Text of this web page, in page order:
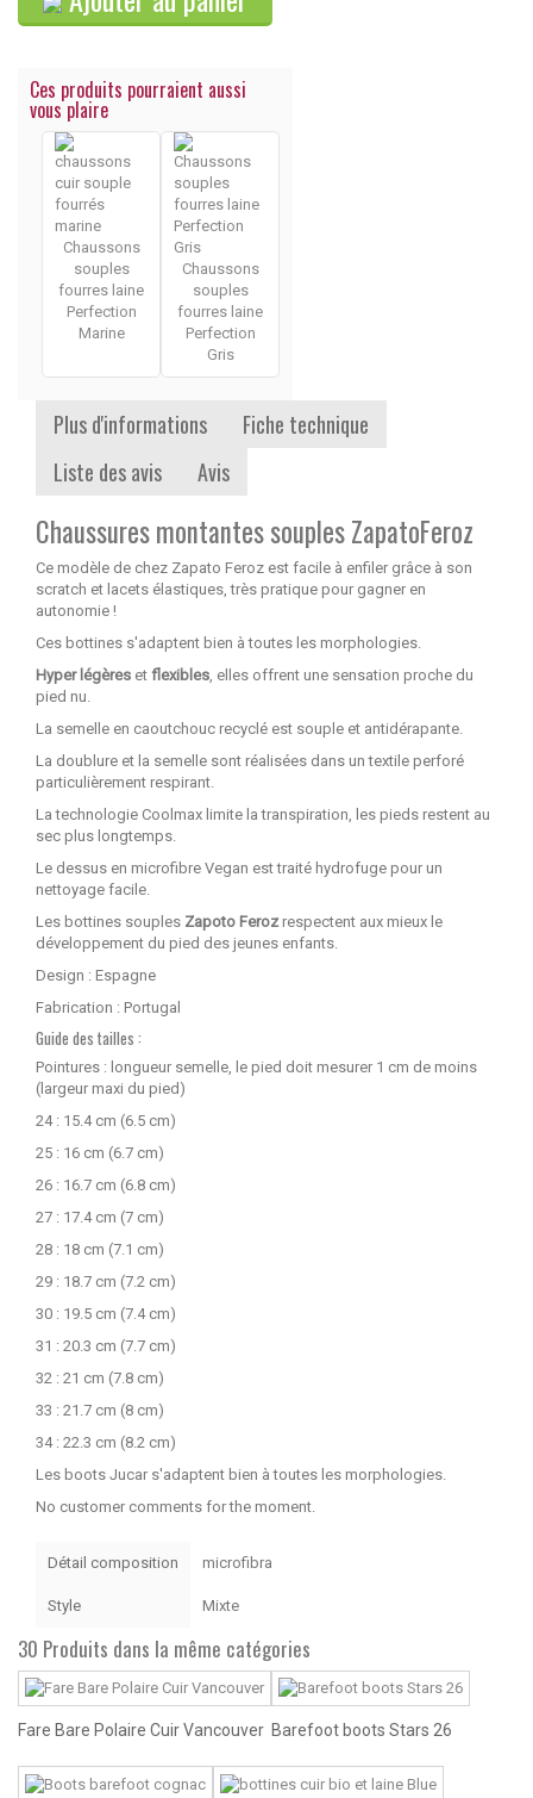
Ces produits pourraient aussi
vous plaire
Chaussons
souples
fourres laine
Perfection
Marine
Chaussons
souples
fourres laine
Perfection
Gris
Plus d'informations
Fiche technique
Liste des avis
Avis
Chaussures montantes souples ZapatoFeroz
Ce modèle de chez Zapato Feroz est facile à enfiler grâce à son
scratch et lacets élastiques, très pratique pour gagner en
autonomie !
Ces bottines s'adaptent bien à toutes les morphologies.
Hyper légères et flexibles , elles offrent une sensation proche du
pied nu.
La semelle en caoutchouc recyclé est souple et antidérapante.
La doublure et la semelle sont réalisées dans un textile perforé
particulièrement respirant.
La technologie Coolmax limite la transpiration, les pieds restent au
sec plus longtemps.
Le dessus en microfibre Vegan est traité hydrofuge pour un
nettoyage facile.
Les bottines souples Zapoto Feroz respectent aux mieux le
développement du pied des jeunes enfants.
Design : Espagne
Fabrication : Portugal
Guide des tailles :
Pointures : longueur semelle, le pied doit mesurer 1 cm de moins
(largeur maxi du pied)
24 : 15.4 cm (6.5 cm)
25 : 16 cm (6.7 cm)
26 : 16.7 cm (6.8 cm)
27 : 17.4 cm (7 cm)
28 : 18 cm (7.1 cm)
29 : 18.7 cm (7.2 cm)
30 : 19.5 cm (7.4 cm)
31 : 20.3 cm (7.7 cm)
32 : 21 cm (7.8 cm)
33 : 21.7 cm (8 cm)
34 : 22.3 cm (8.2 cm)
Les boots Jucar s'adaptent bien à toutes les morphologies.
No customer comments for the moment.
Détail composition microfibra
Style Mixte
30 Produits dans la même catégories
Fare Bare Polaire Cuir Vancouver Barefoot boots Stars 26